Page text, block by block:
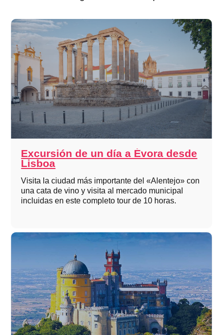
Excursión de un día a Évora desde
Lisboa
Visita la ciudad más importante del «Alentejo» con
una cata de vino y visita al mercado municipal
incluidas en este completo tour de 10 horas.